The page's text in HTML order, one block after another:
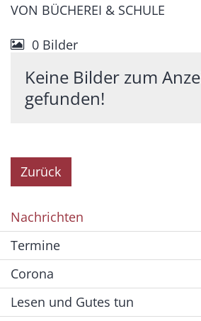
VON BÜCHEREI & SCHULE
0 Bilder
Keine Bilder zum
gefunden!
Zurück
Nachrichten
Termine
Corona
Lesen und Gutes tun